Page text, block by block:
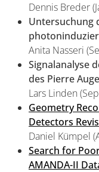
Dennis Breder
Untersuchung
Anita Nasseri
Signalanalyse
des Pierre
Lars Linden
Geometry
Detectors
Daniel Kümpel
Search for
AMANDA-II